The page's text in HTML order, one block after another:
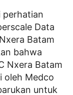
perhatian
Data
Batam
bahwa
Nxera Batam
oleh Medco
untuk